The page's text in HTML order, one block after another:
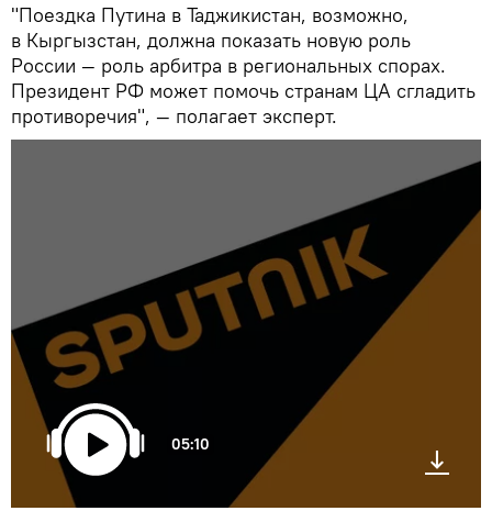
"Поездка Путина в Таджикистан, возможно,
в Кыргызстан, должна показать новую роль
России — роль арбитра в региональных спорах.
Президент РФ может помочь странам ЦА сгладить
противоречия", — полагает эксперт.
05:10